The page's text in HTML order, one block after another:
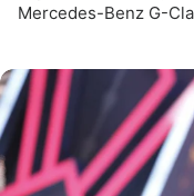
Mercedes-Benz G-